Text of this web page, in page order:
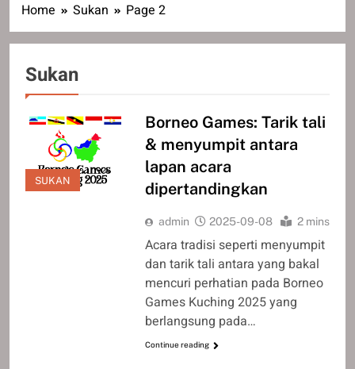
Home Sukan Page 2
Sukan
SUKAN
Borneo Games: Tarik tali
& menyumpit antara
lapan acara
dipertandingkan
admin 2025-09-08 2 mins
Acara tradisi seperti menyumpit
dan tarik tali antara yang bakal
mencuri perhatian pada Borneo
Games Kuching 2025 yang
berlangsung pada…
Continue reading